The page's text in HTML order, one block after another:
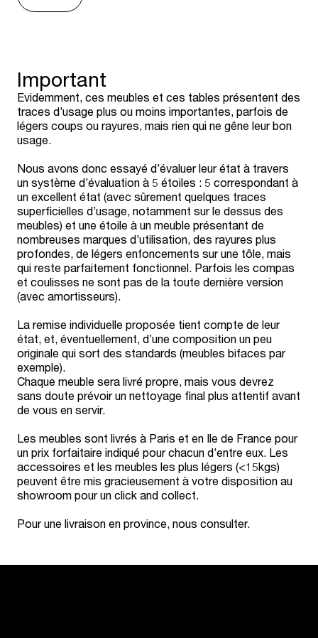
Important
Evidemment, ces meubles et ces tables présentent des
traces d’usage plus ou moins importantes, parfois de
légers coups ou rayures, mais rien qui ne gêne leur bon
usage.
Nous avons donc essayé d’évaluer leur état à travers
un système d’évaluation à 5 étoiles : 5 correspondant à
un excellent état (avec sûrement quelques traces
superficielles d’usage, notamment sur le dessus des
meubles) et une étoile à un meuble présentant de
nombreuses marques d’utilisation, des rayures plus
profondes, de légers enfoncements sur une tôle, mais
qui reste parfaitement fonctionnel. Parfois les compas
et coulisses ne sont pas de la toute dernière version
(avec amortisseurs).
La remise individuelle proposée tient compte de leur
état, et, éventuellement, d’une composition un peu
originale qui sort des standards (meubles bifaces par
exemple).
Chaque meuble sera livré propre, mais vous devrez
sans doute prévoir un nettoyage final plus attentif avant
de vous en servir.
Les meubles sont livrés à Paris et en Ile de France pour
un prix forfaitaire indiqué pour chacun d’entre eux. Les
accessoires et les meubles les plus légers (<15kgs)
peuvent être mis gracieusement à votre disposition au
showroom pour un click and collect.
Pour une livraison en province, nous consulter.